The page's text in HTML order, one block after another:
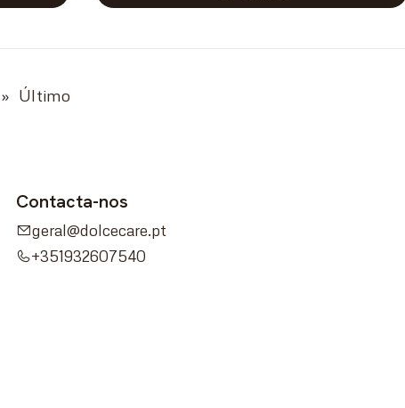
» Último
Contacta-nos
geral@dolcecare.pt
+351932607540